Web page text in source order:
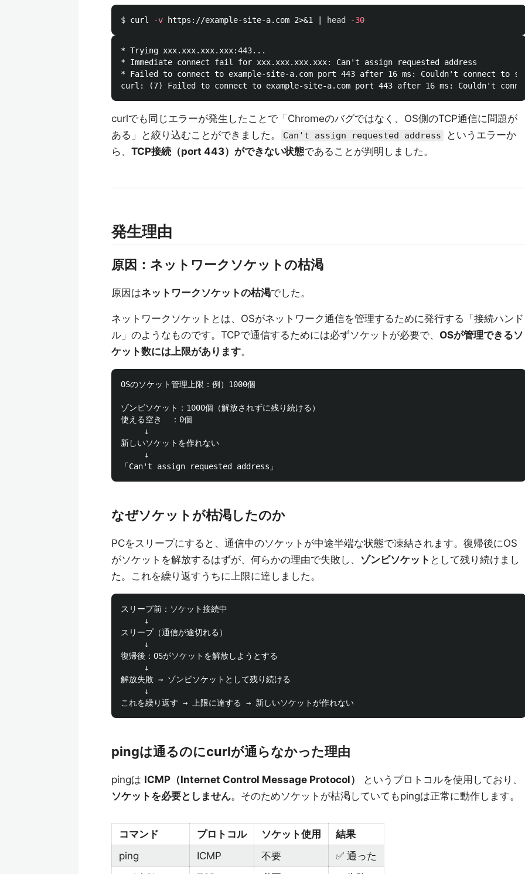
$ curl -v https://example-site-a.com 2>&1 | head -30
* Trying xxx.xxx.xxx.xxx:443...
* Immediate connect fail for xxx.xxx.xxx.xxx: Can't assign requested address
* Failed to connect to example-site-a.com port 443 after 16 ms: Couldn't connect to
curlでも同じエラーが発生したことで「Chromeのバグではなく、OS側のTCP通信に問題が
ある」と絞り込むことができました。
Can't assign requested address
というエラーか
ら、 TCP接続（port 443）ができない状態であることが判明しました。
発生理由
原因：ネットワークソケットの枯渇
原因はネットワークソケットの枯渇でした。
ネットワークソケットとは、OSがネットワーク通信を管理するために発行する「接続ハンド
ル」のようなものです。TCPで通信するためには必ずソケットが必要で、 OSが管理できるソ
ケット数には上限があります。
OSのソケット管理上限：例）1000個
ゾンビソケット：1000個（解放されずに残り続ける）
使える空き  ：0個
     ↓
新しいソケットを作れない
     ↓
なぜソケットが枯渇したのか
PCをスリープにすると、通信中のソケットが中途半端な状態で凍結されます。復帰後にOS
がソケットを解放するはずが、何らかの理由で失敗し、 ゾンビソケット として残り続けまし
た。これを繰り返すうちに上限に達しました。
スリープ前：ソケット接続中
     ↓
スリープ（通信が途切れる）
     ↓
復帰後：OSがソケットを解放しようとする
     ↓
解放失敗 → ゾンビソケットとして残り続ける
     ↓
pingは通るのにcurlが通らなかった理由
pingは ICMP（Internet Control Message Protocol）
というプロトコルを使用しており、
ソケットを必要としません。そのためソケットが枯渇していてもpingは正常に動作します。
コマンド プロトコル ソケット使用
結果
ping
ICMP 不要
✅ 通った